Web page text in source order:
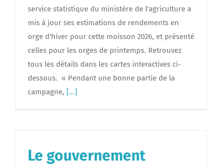
service statistique du ministère de l'agriculture a
mis à jour ses estimations de rendements en
orge d'hiver pour cette moisson 2026, et présenté
celles pour les orges de printemps. Retrouvez
tous les détails dans les cartes interactives ci-
dessous. « Pendant une bonne partie de la
campagne, [...]
Le gouvernement